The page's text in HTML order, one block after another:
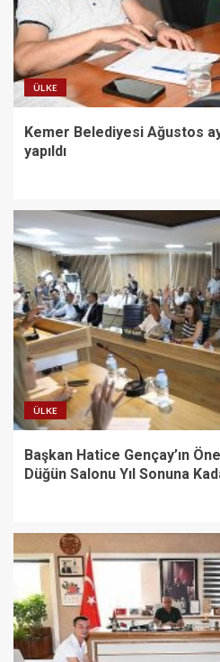
ÜLKE
Kemer Belediyesi Ağustos
yapıldı
ÜLKE
Başkan Hatice Gençay’ın
Düğün Salonu Yıl Sonuna